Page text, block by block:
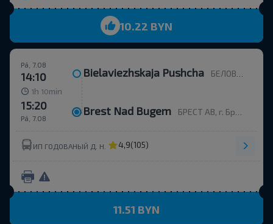
10.22 BYN
Pá, 7.08
14:10 Bielaviezhskaja Pushcha БЕЛОВЕЖСКАЯ ПУЩА, Каменюкский с/с Каменецкий р-н БРЕСТСКАЯ ОБЛ. Беларусь
1h 10 min
Pá, 7.08
15:20 Brest Nad Bugem БРЕСТ АВ, г. Брест, ул. Орджоникидзе, 12, Беларусь
ИП ГОДОВАНЫЙ Д. Н. 4,9(105)
11.51 BYN